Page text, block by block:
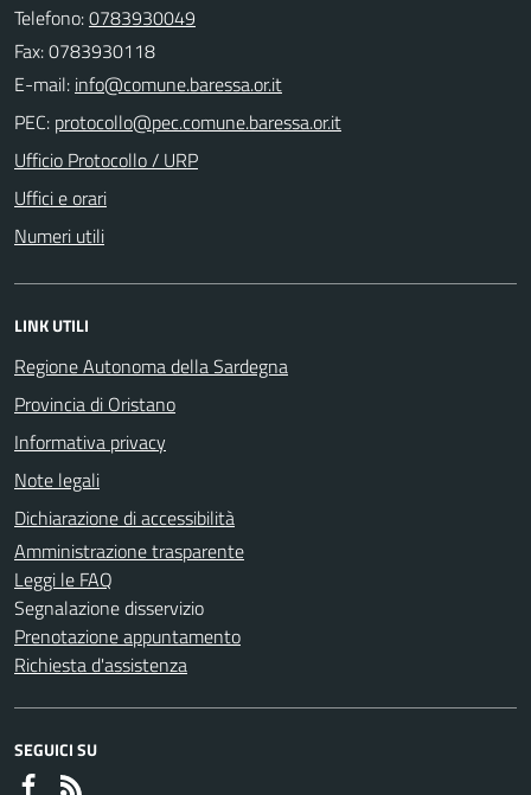
Telefono:0783930049
Fax: 0783930118
E-mail:
PEC:
Ufficio Protocollo / URP
Uffici e orari
Numeri utili
LINK UTILI
Regione Autonoma della Sardegna
Provincia di Oristano
Informativa privacy
Note legali
Dichiarazione di accessibilità
Amministrazione trasparente
Leggi le FAQ
Segnalazione disservizio
Prenotazione appuntamento
Richiesta d'assistenza
SEGUICI SU